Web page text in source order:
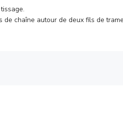
chaîne autour de deux fils de